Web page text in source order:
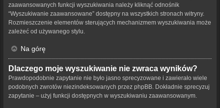
zaawansowanych funkcji wyszukiwania należy kliknąć odnośnik
“Wyszukiwanie zaawansowane” dostępny na wszystkich stronach witryny.
Rozmieszczenie elementów sterujących mechanizmem wyszukiwania może
zależeć od używanego stylu.
Na górę
Dlaczego moje wyszukiwanie nie zwraca wyników?
Prawdopodobnie zapytanie nie było jasno sprecyzowane i zawierało wiele
podobnych zwrotów niezindeksowanych przez phpBB. Dokładnie sprecyzuj
zapytanie – użyj funkcji dostępnych w wyszukiwaniu zaawansowanym.